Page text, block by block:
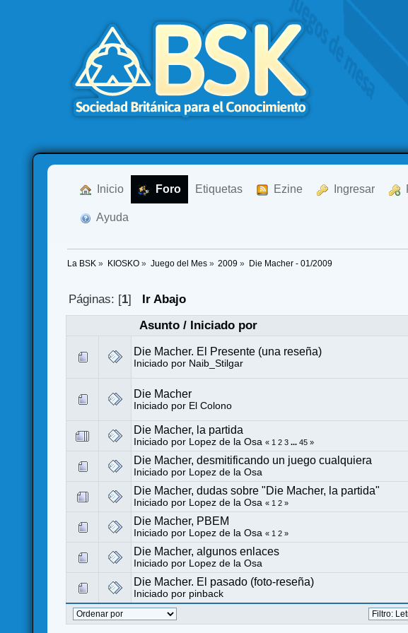
Inicio Foro Etiquetas Ezine Ingresar
Ayuda
La BSK » KIOSKO» Juego del Mes» 2009 » Die Macher - 01/2009
Páginas: [1]
Ir Abajo
Asunto/ Iniciado por
Die Macher. El Presente (una reseña)
Iniciado por Naib_Stilgar
Die Macher
Iniciado por El Colono
Die Macher, la partida
Iniciado por Lopez de la Osa « 1 2 3 ...45 »
Die Macher, desmitificando un juego cualquiera
Iniciado por Lopez de la Osa
Die Macher, dudas sobre "Die Macher, la partida"
Iniciado por Lopez de la Osa « 1 2 »
Die Macher, PBEM
Iniciado por Lopez de la Osa « 1 2 »
Die Macher, algunos enlaces
Iniciado por Lopez de la Osa
Die Macher. El pasado (foto-reseña)
Iniciado por pinback